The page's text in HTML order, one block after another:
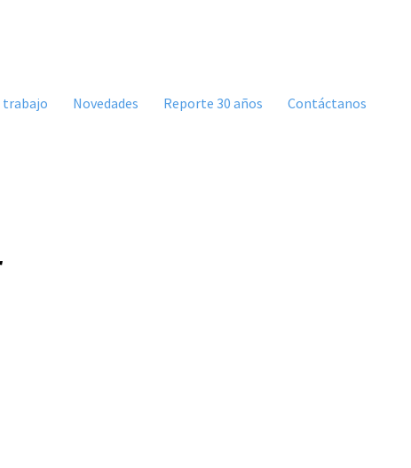
trabajo Novedades Reporte 30 años Contáctanos